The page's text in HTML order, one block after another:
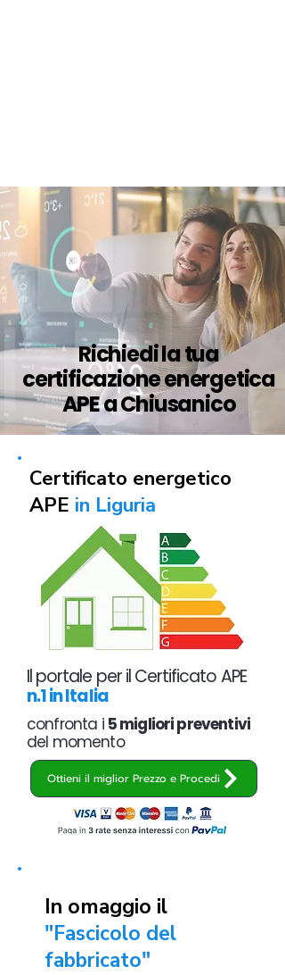
Richiedi la tua
certificazione energetica
APE a Chiusanico
Certificato energetico
APE in Liguria
Il portale per il Certificato APE
n.1 in Italia
confronta i 5 migliori preventivi
del momento
Ottieni il miglior Prezzo e Procedi
In omaggio il
"Fascicolo del
fabbricato"